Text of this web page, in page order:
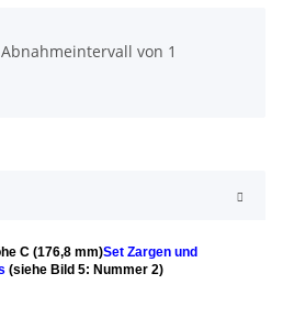
von 1
C (176,8 mm)Set Zargen und
(siehe Bild 5: Nummer 2)